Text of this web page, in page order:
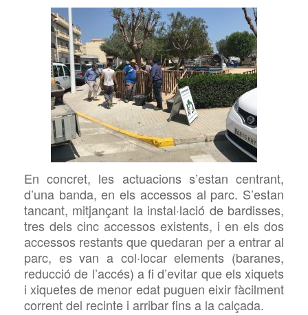
En concret, les actuacions s’estan centrant,
d’una banda, en els accessos al parc. S’estan
tancant, mitjançant la instal·lació de bardisses,
tres dels cinc accessos existents, i en els dos
accessos restants que quedaran per a entrar al
parc, es van a col·locar elements (baranes,
reducció de l’accés) a fi d’evitar que els xiquets
i xiquetes de menor edat puguen eixir fàcilment
corrent del recinte i arribar fins a la calçada.